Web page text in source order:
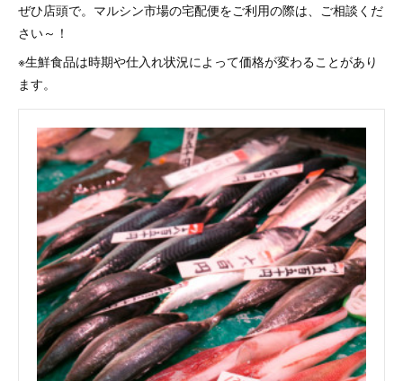
ぜひ店頭で。マルシン市場の宅配便をご利用の際は、ご相談くだ
さい～！
※生鮮食品は時期や仕入れ状況によって価格が変わることがあり
ます。